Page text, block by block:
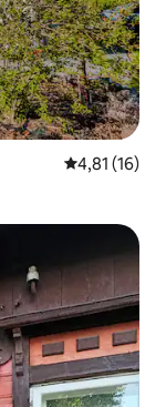
Gemiddelde
4,81 (16)